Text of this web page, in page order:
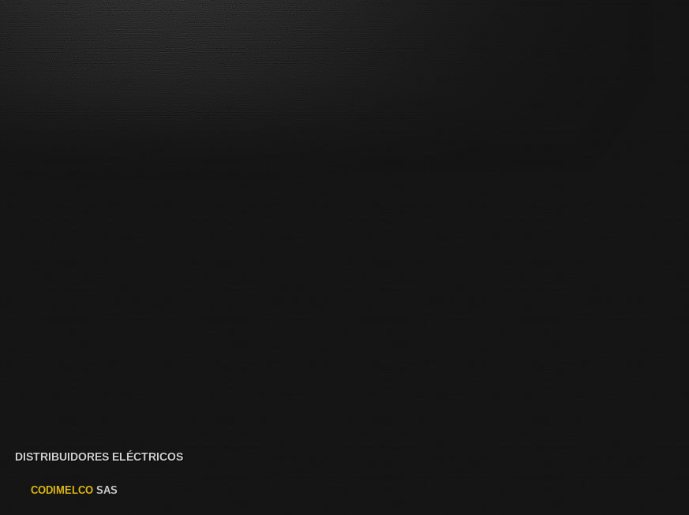
DISTRIBUIDORES ELÉCTRICOS
CODIMELCO SAS